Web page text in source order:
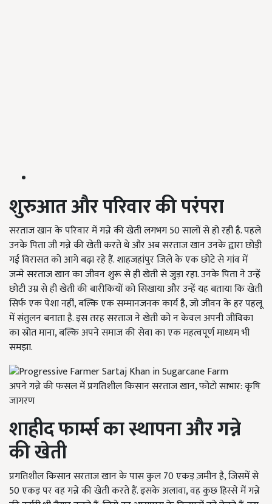
शुरुआत और परिवार की परंपरा
सरताज खान के परिवार में गन्ने की खेती लगभग 50 सालों से हो रही है. पहले
उनके पिता जी गन्ने की खेती करते थे और अब सरताज खान उनके द्वारा छोड़ी
गई विरासत को आगे बढ़ा रहे हैं. शाहजहांपुर जिले के एक छोटे से गांव में
जन्मे सरताज खान का जीवन शुरू से ही खेती से जुड़ा रहा. उनके पिता ने उन्हें
छोटी उम्र से ही खेती की बारीकियों को सिखाया और उन्हें यह बताया कि खेती
सिर्फ एक पेशा नहीं, बल्कि एक सम्मानजनक कार्य है, जो जीवन के हर पहलू
में संतुलन बनाता है. इस तरह सरताज ने खेती को न केवल अपनी जीविका
का स्रोत माना, बल्कि अपने समाज की सेवा का एक महत्वपूर्ण माध्यम भी
समझा.
अपने गन्ने की फसल में प्रगतिशील किसान सरताज खान, फोटो साभार: कृषि
जागरण
शाहीद फार्म्स का स्थापना और गन्ने
की खेती
प्रगतिशील किसान सरताज खान के पास कुल 70 एकड़ ज़मीन है, जिसमें से
50 एकड़ पर वह गन्ने की खेती करते हैं. इसके अलावा, वह कुछ हिस्से में गन्ने